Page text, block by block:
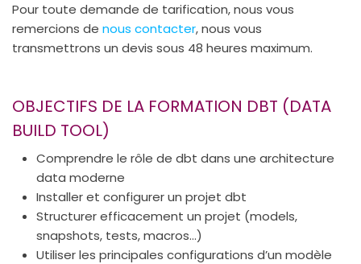
Pour toute demande de tarification, nous vous
remercions de nous contacter, nous vous
transmettrons un devis sous 48 heures maximum.
OBJECTIFS DE LA FORMATION DBT (DATA
BUILD TOOL)
Comprendre le rôle de dbt dans une architecture
data moderne
Installer et configurer un projet dbt
Structurer efficacement un projet (models,
snapshots, tests, macros…)
Utiliser les principales configurations d’un modèle